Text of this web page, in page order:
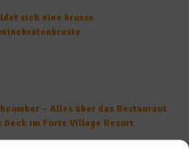
sich eine krosse
– Alles über das Restaurant
Beck im Forte Village Resort